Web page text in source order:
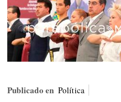
Publicado en Política